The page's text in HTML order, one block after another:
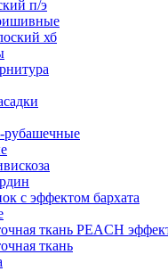
п/э
хб
рубашечные
с эффектом бархата
ткань PEACH
ткань